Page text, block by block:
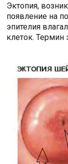
Эктопия,
появление на
эпителия
клеток. Термин